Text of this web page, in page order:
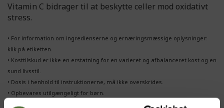
Vitamin C bidrager til at beskytte celler mod oxidativt
stress.
• For information om ingredienserne og ernæringsmæssige oplysninger:
klik på etiketten.
• Kosttilskud er ikke en erstatning for en varieret og afbalanceret kost og en
sund livsstil.
• Dosis i henhold til instruktionerne, må ikke overskrides.
• Opbevares utilgængeligt for børn.